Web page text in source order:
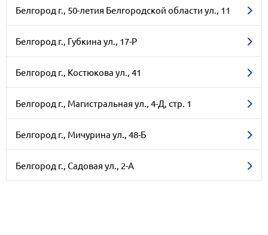
Белгород г., 50-летия Белгородской области ул., 11
Белгород г., Губкина ул., 17-Р
Белгород г., Костюкова ул., 41
Белгород г., Магистральная ул., 4-Д, стр. 1
Белгород г., Мичурина ул., 48-Б
Белгород г., Садовая ул., 2-А